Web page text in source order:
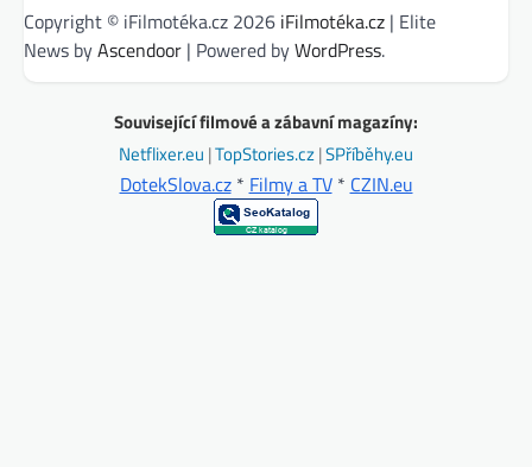
Copyright © iFilmotéka.cz 2026 iFilmotéka.cz | Elite
News byAscendoor | Powered byWordPress.
Související filmové a zábavní magazíny:
Netflixer.eu |TopStories.cz|SPříběhy.eu
DotekSlova.cz* Filmy a TV* CZIN.eu